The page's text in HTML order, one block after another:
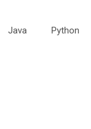
Java Python